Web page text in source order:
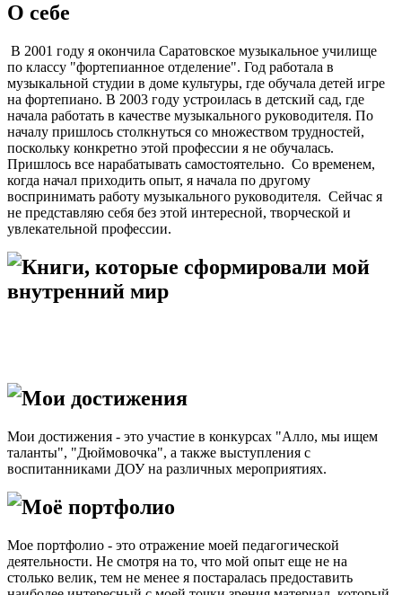
О себе
В 2001 году я окончила Саратовское музыкальное училище
по классу "фортепианное отделение". Год работала в
музыкальной студии в доме культуры, где обучала детей игре
на фортепиано. В 2003 году устроилась в детский сад, где
начала работать в качестве музыкального руководителя. По
началу пришлось столкнуться со множеством трудностей,
поскольку конкретно этой профессии я не обучалась.
Пришлось все нарабатывать самостоятельно. Со временем,
когда начал приходить опыт, я начала по другому
воспринимать работу музыкального руководителя. Сейчас я
не представляю себя без этой интересной, творческой и
увлекательной профессии.
Книги, которые сформировали мой
внутренний мир
Мои достижения
Мои достижения - это участие в конкурсах "Алло, мы ищем
таланты", "Дюймовочка", а также выступления с
воспитанниками ДОУ на различных мероприятиях.
Моё портфолио
Мое портфолио - это отражение моей педагогической
деятельности. Не смотря на то, что мой опыт еще не на
столько велик, тем не менее я постаралась предоставить